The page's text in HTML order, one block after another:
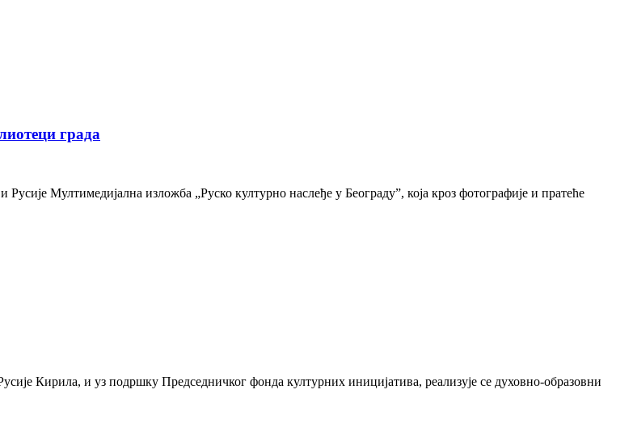
града
Мултимедијална изложба „Руско културно наслеђе у Београду”, која кроз фотографије и пратеће
Кирила, и уз подршку Председничког фонда културних иницијатива, реализује се духовно-образовни